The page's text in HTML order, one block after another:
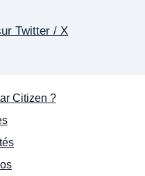
Twitter / X
Citizen ?